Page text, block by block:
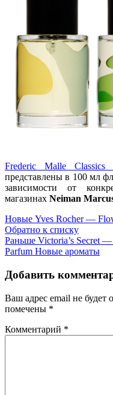
Frederic Malle
представлены в 100 мл
зависимости от
магазинах Neiman
Новые Yves Rocher —
Обратно к списку
Раньше Victoria’s Secret
Parfum Новые ароматы
Добавить
Ваш адрес email не будет
помечены *
Комментарий *